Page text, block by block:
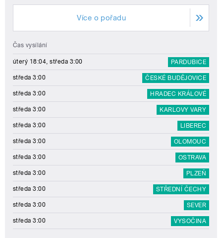
Více o pořadu
Čas vysílání
úterý 18:04, středa 3:00 PARDUBICE
středa 3:00 ČESKÉ BUDĚJOVICE
středa 3:00 HRADEC KRÁLOVÉ
středa 3:00 KARLOVY VARY
středa 3:00 LIBEREC
středa 3:00 OLOMOUC
středa 3:00 OSTRAVA
středa 3:00 PLZEŇ
středa 3:00 STŘEDNÍ ČECHY
středa 3:00 SEVER
středa 3:00 VYSOČINA